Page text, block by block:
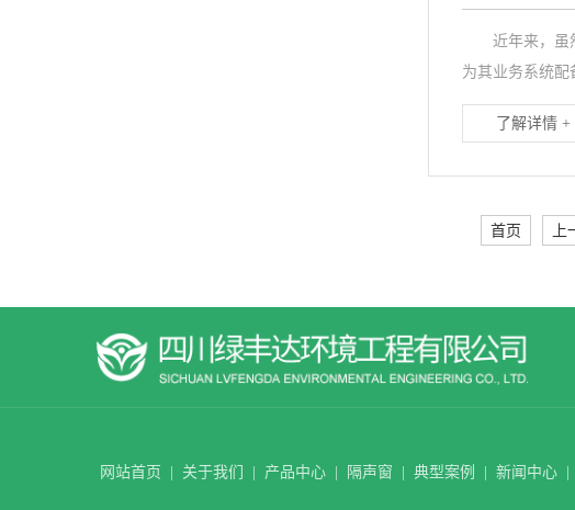
近年来，虽然
为其业务系统
了解详情 +
首页 上
网站首页 关于我们 产品中心 隔声窗 典型案例 新闻中心